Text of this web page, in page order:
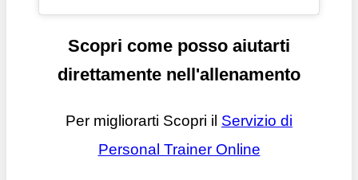
Scopri come posso aiutarti
direttamente nell'allenamento
Per migliorarti Scopri il Servizio di
Personal Trainer Online